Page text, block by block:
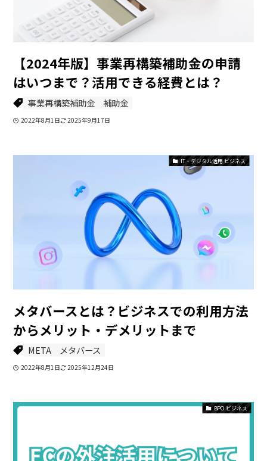
【2024年版】事業再構築補助金の申請
はいつまで？活用できる経費とは？
事業再構築補助金 補助金
2022年8月1日 2025年9月17日
IT・デジタル活用 ビジネス
メタバースとは？ビジネスでの利用方法
からメリット・デメリットまで
META メタバース
2022年8月1日 2025年12月24日
BPO ビジネス